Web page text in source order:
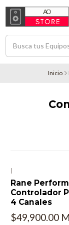
Inicio
Rane
Controlador
4 Canales
$49,900.00